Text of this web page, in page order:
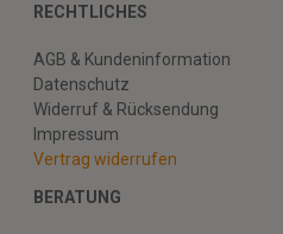
RECHTLICHES
AGB & Kundeninformation
Datenschutz
Widerruf & Rücksendung
Impressum
Vertrag widerrufen
BERATUNG